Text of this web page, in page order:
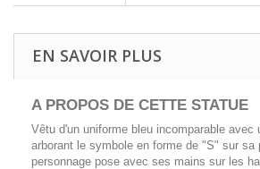
EN SAVOIR PLUS
A PROPOS DE CETTE STATUE
Vêtu d'un uniforme bleu incomparable avec
arborant le symbole en forme de "S" sur sa
personnage pose avec ses mains sur les